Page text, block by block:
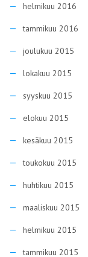
helmikuu 2016
tammikuu 2016
joulukuu 2015
lokakuu 2015
syyskuu 2015
elokuu 2015
kesäkuu 2015
toukokuu 2015
huhtikuu 2015
maaliskuu 2015
helmikuu 2015
tammikuu 2015